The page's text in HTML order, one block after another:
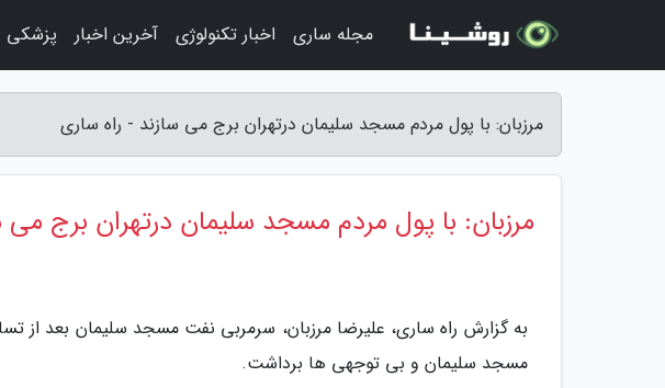
مرزبان: با پول مردم مسجد سلیمان درتهران برج می سازند - راه ساری
مرزبان: با پول مردم مسجد سلیمان درتهران برج می
به گزارش راه ساری، علیرضا مرزبان، سرمربی نفت مسجد سلیمان بعد از
مسجد سلیمان و بی توجهی ها برداشت.
مجله ساری اخبار تکنولوژی آخرین اخبار پزشکی